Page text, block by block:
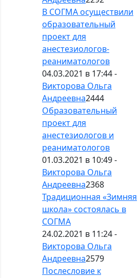
В СОГМА осуществили
образовательный
проект для
анестезиологов-
реаниматологов
04.03.2021 в 17:44 -
Викторова Ольга
Андреевна2444
Образовательный
проект для
анестезиологов и
реаниматологов
01.03.2021 в 10:49 -
Викторова Ольга
Андреевна2368
Традиционная «Зимняя
школа» состоялась в
СОГМА
24.02.2021 в 11:24 -
Викторова Ольга
Андреевна2579
Послесловие к